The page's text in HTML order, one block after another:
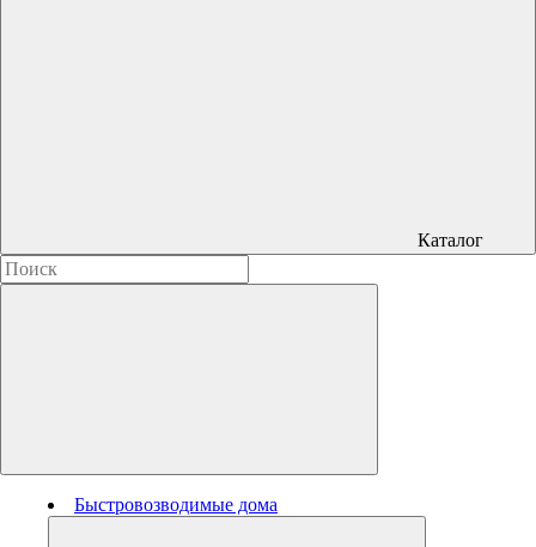
Каталог
Быстровозводимые дома